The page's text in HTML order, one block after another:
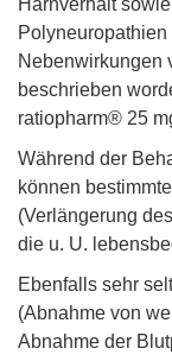
Harnverhalt
Nebenwirkungen
beschrieben
ratiopharm® 25
Während der
können
(Verlängerung
die u. U.
Ebenfalls sehr
(Abnahme von
Abnahme der